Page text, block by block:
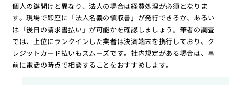
個人の鍵開けと異なり、法人の場合は経費処理が必須となりま
す。現場で即座に「法人名義の領収書」が発行できるか、あるい
は「後日の請求書払い」が可能かを確認しましょう。筆者の調査
では、上位にランクインした業者は決済端末を携行しており、ク
レジットカード払いもスムーズです。社内規定がある場合は、事
前に電話の時点で相談することをおすすめします。